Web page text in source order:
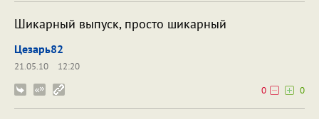
Шикарный выпуск, просто шикарный
Цезарь82
21.05.10
12:20
0
0